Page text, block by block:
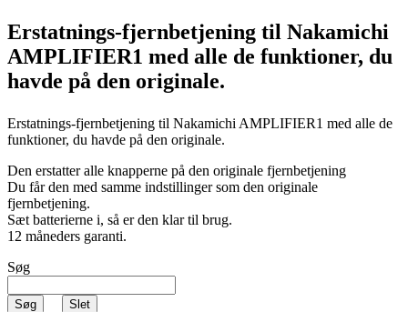
Erstatnings-fjernbetjening til Nakamichi
AMPLIFIER1 med alle de funktioner, du
havde på den originale.
Erstatnings-fjernbetjening til Nakamichi AMPLIFIER1 med alle de
funktioner, du havde på den originale.
Den erstatter alle knapperne på den originale fjernbetjening
Du får den med samme indstillinger som den originale
fjernbetjening.
Sæt batterierne i, så er den klar til brug.
12 måneders garanti.
Søg